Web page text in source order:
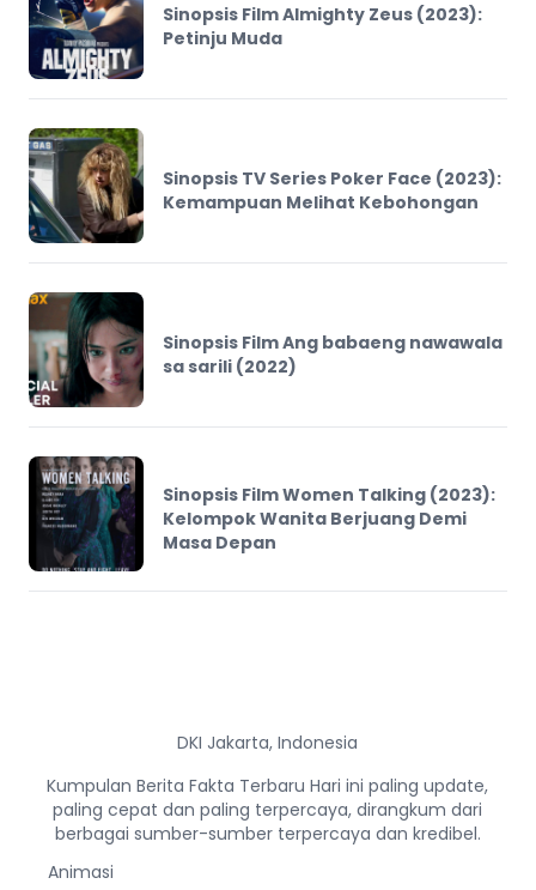
Sinopsis Film Almighty Zeus (2023):
Petinju Muda
Sinopsis TV Series Poker Face (2023):
Kemampuan Melihat Kebohongan
Sinopsis Film Ang babaeng nawawala
sa sarili (2022)
Sinopsis Film Women Talking (2023):
Kelompok Wanita Berjuang Demi
Masa Depan
DKI Jakarta, Indonesia
Kumpulan Berita Fakta Terbaru Hari ini paling update,
paling cepat dan paling terpercaya, dirangkum dari
berbagai sumber-sumber terpercaya dan kredibel.
Animasi